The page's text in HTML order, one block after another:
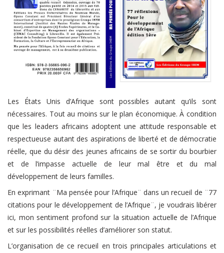
Les États Unis d’Afrique sont possibles autant qu’ils sont
nécessaires. Tout au moins sur le plan économique. À condition
que les leaders africains adoptent une attitude responsable et
respectueuse autant des aspirations de liberté et de démocratie
réelle, que du désir des jeunes africains de se sortir du bourbier
et de l’impasse actuelle de leur mal être et du mal
développement de leurs familles.
En exprimant ¨Ma pensée pour l’Afrique¨ dans un recueil de ¨77
citations pour le développement de l’Afrique¨, je voudrais libérer
ici, mon sentiment profond sur la situation actuelle de l’Afrique
et sur les possibilités réelles d’améliorer son statut.
L’organisation de ce recueil en trois principales articulations et